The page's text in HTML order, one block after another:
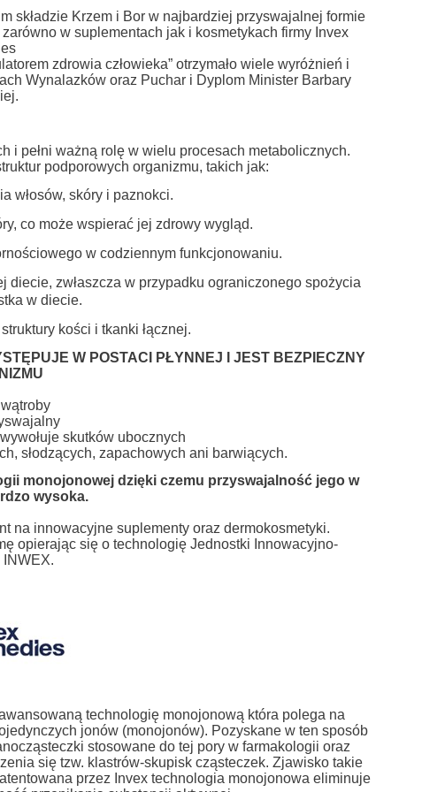
składzie Krzem i Bor w najbardziej przyswajalnej formie
w suplementach jak i kosmetykach firmy Invex
zdrowia człowieka” otrzymało wiele wyróżnień i
Wynalazków oraz Puchar i Dyplom Minister Barbary
i pełni ważną rolę w wielu procesach metabolicznych.
podporowych organizmu, takich jak:
włosów, skóry i paznokci.
co może wspierać jej zdrowy wygląd.
w codziennym funkcjonowaniu.
diecie, zwłaszcza w przypadku ograniczonego spożycia
w diecie.
kości i tkanki łącznej.
W POSTACI PŁYNNEJ I JEST BEZPIECZNY
skutków ubocznych
słodzących, zapachowych ani barwiących.
monojonowej dzięki czemu przyswajalność jego w
wysoka.
na innowacyjne suplementy oraz dermokosmetyki.
opierając się o technologię Jednostki Innowacyjno-
technologię monojonową która polega na
jonów (monojonów). Pozyskane w ten sposób
stosowane do tej pory w farmakologii oraz
się tzw. klastrów-skupisk cząsteczek. Zjawisko takie
przez Invex technologia monojonowa eliminuje